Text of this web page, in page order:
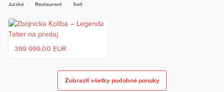
Jurské Restaurant Sell
399 999,00 EUR
Zobraziť všetky podobné ponuky